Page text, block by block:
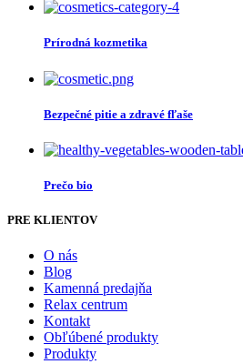
Prírodná kozmetika
Bezpečné pitie a zdravé fľaše
Prečo bio
PRE KLIENTOV
O nás
Blog
Kamenná predajňa
Relax centrum
Kontakt
Obľúbené produkty
Produkty